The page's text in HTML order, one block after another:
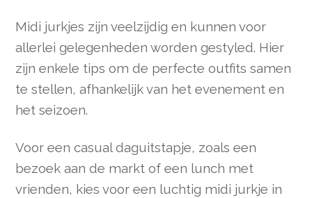
Midi jurkjes zijn veelzijdig en kunnen voor
allerlei gelegenheden worden gestyled. Hier
zijn enkele tips om de perfecte outfits samen
te stellen, afhankelijk van het evenement en
het seizoen.
Voor een casual daguitstapje, zoals een
bezoek aan de markt of een lunch met
vrienden, kies voor een luchtig midi jurkje in